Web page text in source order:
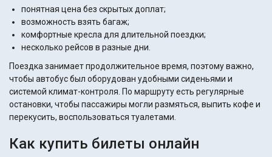
понятная цена без скрытых доплат;
возможность взять багаж;
комфортные кресла для длительной поездки;
несколько рейсов в разные дни.
Поездка занимает продолжительное время, поэтому важно,
чтобы автобус был оборудован удобными сиденьями и
системой климат-контроля. По маршруту есть регулярные
остановки, чтобы пассажиры могли размяться, выпить кофе и
перекусить, воспользоваться туалетами.
Как купить билеты онлайн